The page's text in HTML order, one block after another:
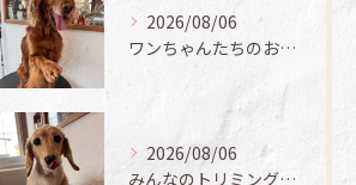
2026/08/06
ワンちゃんたちのお手入れ日記🐶✨
2026/08/06
みんなのトリミング日記🌟